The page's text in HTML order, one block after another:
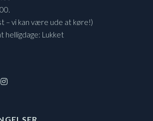
– vi kan være ude at køre!)
helligdage: Lukket